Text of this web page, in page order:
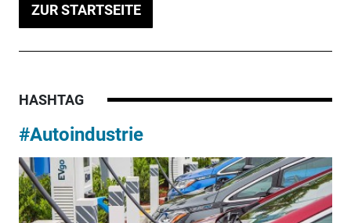
ZUR STARTSEITE
HASHTAG
#Autoindustrie